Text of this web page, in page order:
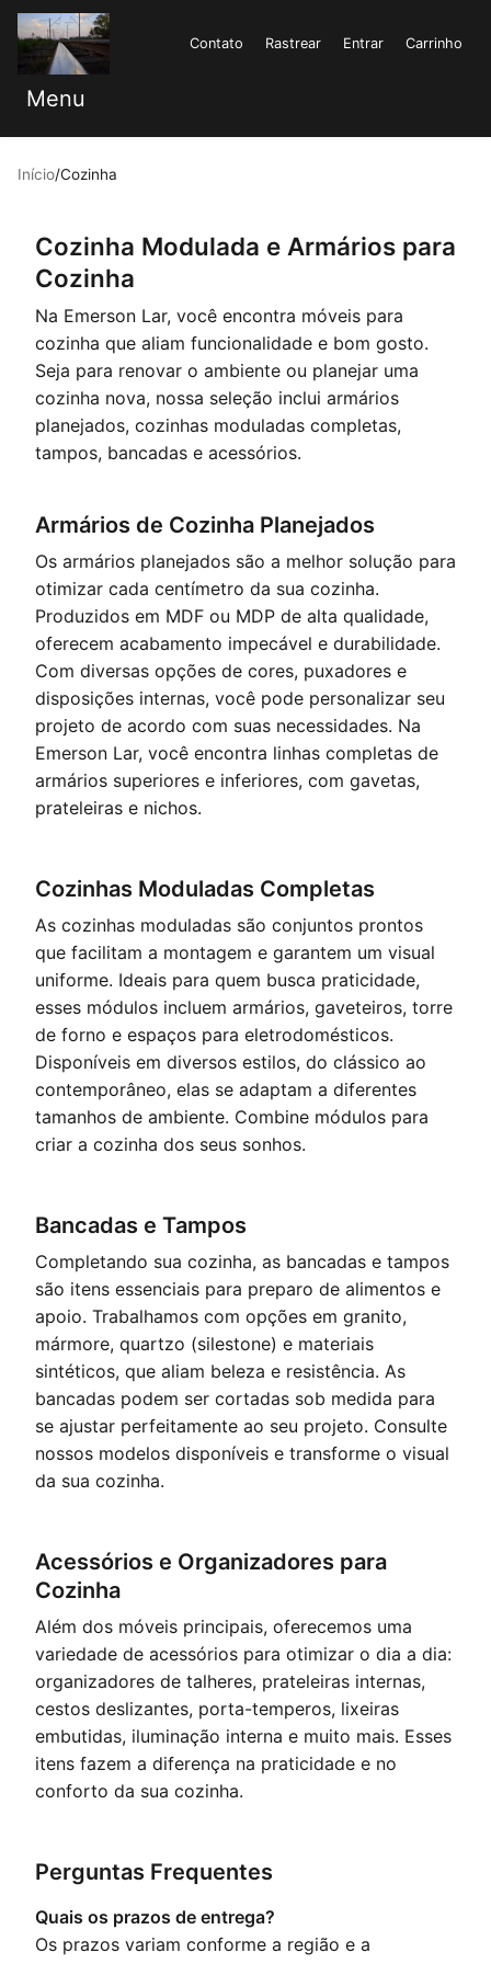
Contato Rastrear Entrar Carrinho
Menu
Início/Cozinha
Cozinha Modulada e Armários para
Cozinha
Na Emerson Lar, você encontra móveis para
cozinha que aliam funcionalidade e bom gosto.
Seja para renovar o ambiente ou planejar uma
cozinha nova, nossa seleção inclui armários
planejados, cozinhas moduladas completas,
tampos, bancadas e acessórios.
Armários de Cozinha Planejados
Os armários planejados são a melhor solução para
otimizar cada centímetro da sua cozinha.
Produzidos em MDF ou MDP de alta qualidade,
oferecem acabamento impecável e durabilidade.
Com diversas opções de cores, puxadores e
disposições internas, você pode personalizar seu
projeto de acordo com suas necessidades. Na
Emerson Lar, você encontra linhas completas de
armários superiores e inferiores, com gavetas,
prateleiras e nichos.
Cozinhas Moduladas Completas
As cozinhas moduladas são conjuntos prontos
que facilitam a montagem e garantem um visual
uniforme. Ideais para quem busca praticidade,
esses módulos incluem armários, gaveteiros, torre
de forno e espaços para eletrodomésticos.
Disponíveis em diversos estilos, do clássico ao
contemporâneo, elas se adaptam a diferentes
tamanhos de ambiente. Combine módulos para
criar a cozinha dos seus sonhos.
Bancadas e Tampos
Completando sua cozinha, as bancadas e tampos
são itens essenciais para preparo de alimentos e
apoio. Trabalhamos com opções em granito,
mármore, quartzo (silestone) e materiais
sintéticos, que aliam beleza e resistência. As
bancadas podem ser cortadas sob medida para
se ajustar perfeitamente ao seu projeto. Consulte
nossos modelos disponíveis e transforme o visual
da sua cozinha.
Acessórios e Organizadores para
Cozinha
Além dos móveis principais, oferecemos uma
variedade de acessórios para otimizar o dia a dia:
organizadores de talheres, prateleiras internas,
cestos deslizantes, porta-temperos, lixeiras
embutidas, iluminação interna e muito mais. Esses
itens fazem a diferença na praticidade e no
conforto da sua cozinha.
Perguntas Frequentes
Quais os prazos de entrega?
Os prazos variam conforme a região e a